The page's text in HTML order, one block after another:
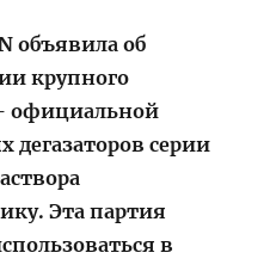
объявила об
крупного
официальной
дегазаторов серии
Эта партия
в